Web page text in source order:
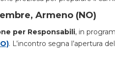
Armeno (NO)
per Responsabili, in
. L’incontro segna l’apertura